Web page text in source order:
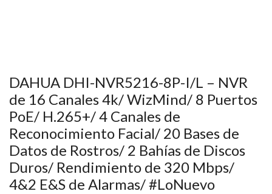
DAHUA DHI-NVR5216-8P-I/L – NVR
de 16 Canales 4k/ WizMind/ 8 Puertos
PoE/ H.265+/ 4 Canales de
Reconocimiento Facial/ 20 Bases de
Datos de Rostros/ 2 Bahías de Discos
Duros/ Rendimiento de 320 Mbps/
4&2 E&S de Alarmas/ #LoNuevo